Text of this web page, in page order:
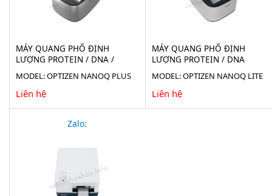
MÁY QUANG PHỔ ĐỊNH
LƯỢNG PROTEIN / DNA /
MODEL: OPTIZEN NANOQ PLUS
Liên hệ
MÁY QUANG PHỔ ĐỊNH
LƯỢNG PROTEIN / DNA
MODEL: OPTIZEN NANOQ LITE
Liên hệ
Zalo: